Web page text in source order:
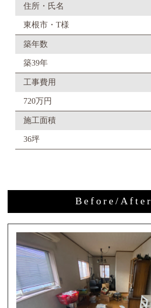
住所・氏名
東根市・T様
築年数
築39年
工事費用
720万円
施工面積
36坪
Before/After